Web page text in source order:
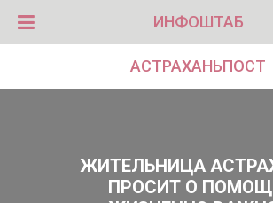
ИНФОШТАБ
АСТРАХАНЬПОСТ
ЖИТЕЛЬНИЦА
ПРОСИТ О